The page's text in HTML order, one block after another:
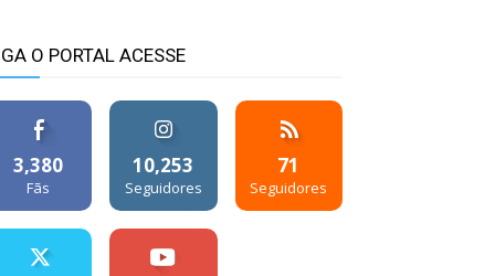
O PORTAL ACESSE
3,380
Fãs
10,253
Seguidores
71
Seguidores